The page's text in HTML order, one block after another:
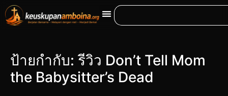
ป้ายกำกับ:รีวิว Don’t Tell Mom
the Babysitter’s Dead